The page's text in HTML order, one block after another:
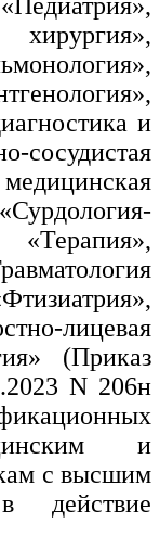
и
лицевая
(Приказ
N 206н
и
с высшим
действие